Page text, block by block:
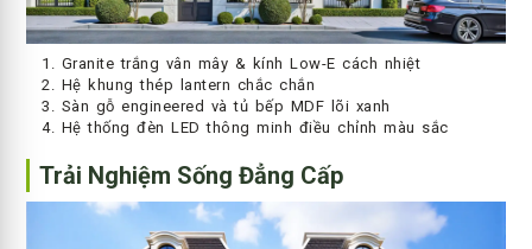
Granite trắng vân mây & kính Low-E cách nhiệt
Hệ khung thép lantern chắc chắn
Sàn gỗ engineered và tủ bếp MDF lõi xanh
Hệ thống đèn LED thông minh điều chỉnh màu sắc
Trải Nghiệm Sống Đẳng Cấp